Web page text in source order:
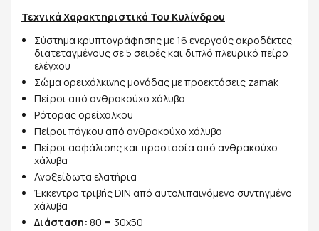
Τεχνικά Χαρακτηριστικά Του Κυλίνδρου
Σύστημα κρυπτογράφησης με 16 ενεργούς ακροδέκτες
διατεταγμένους σε 5 σειρές και διπλό πλευρικό πείρο
ελέγχου
Σώμα ορειχάλκινης μονάδας με προεκτάσεις zamak
Πείροι από ανθρακούχο χάλυβα
Ρότορας ορείχαλκου
Πείροι πάγκου από ανθρακούχο χάλυβα
Πείροι ασφάλισης και προστασία από ανθρακούχο
χάλυβα
Ανοξείδωτα ελατήρια
Έκκεντρο τριβής DIN από αυτολιπαινόμενο συντηγμένο
χάλυβα
Διάσταση: 80 = 30x50